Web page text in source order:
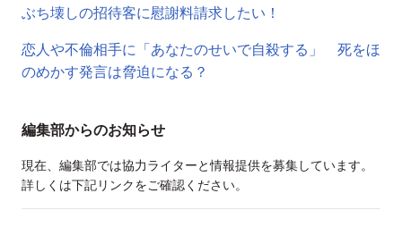
ぶち壊しの招待客に慰謝料請求したい！
恋人や不倫相手に「あなたのせいで自殺する」 死をほ
のめかす発言は脅迫になる？
編集部からのお知らせ
現在、編集部では協力ライターと情報提供を募集しています。
詳しくは下記リンクをご確認ください。